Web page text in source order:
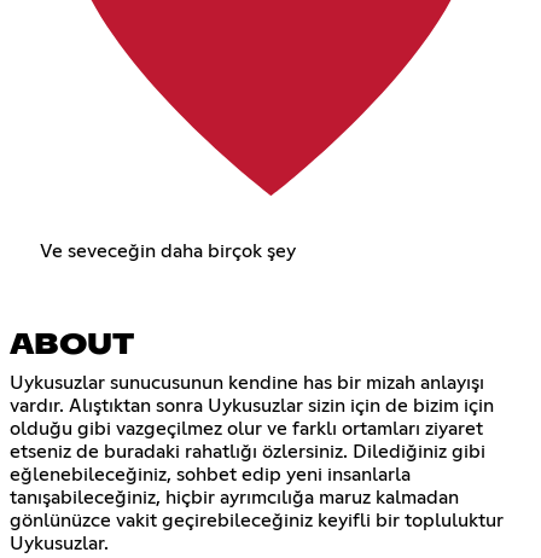
Ve seveceğin daha birçok şey
ABOUT
Uykusuzlar sunucusunun kendine has bir mizah anlayışı
vardır. Alıştıktan sonra Uykusuzlar sizin için de bizim için
olduğu gibi vazgeçilmez olur ve farklı ortamları ziyaret
etseniz de buradaki rahatlığı özlersiniz. Dilediğiniz gibi
eğlenebileceğiniz, sohbet edip yeni insanlarla
tanışabileceğiniz, hiçbir ayrımcılığa maruz kalmadan
gönlünüzce vakit geçirebileceğiniz keyifli bir topluluktur
Uykusuzlar.